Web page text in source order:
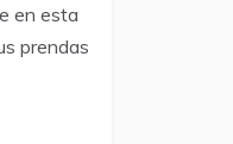
en esta
prendas